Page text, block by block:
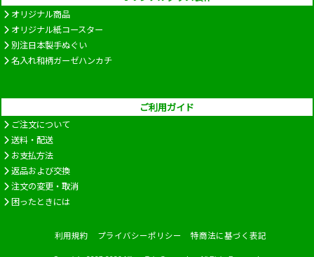
オリジナル商品
オリジナル紙コースター
別注日本製手ぬぐい
名入れ和柄ガーゼハンカチ
ご利用ガイド
ご注文について
送料・配送
お支払方法
返品および交換
注文の変更・取消
困ったときには
利用規約 プライバシーポリシー 特商法に基づく表記